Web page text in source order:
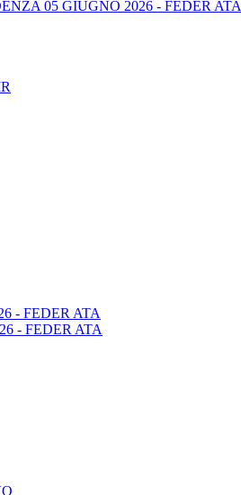
05 GIUGNO 2026 - FEDER ATA
- FEDER ATA
- FEDER ATA